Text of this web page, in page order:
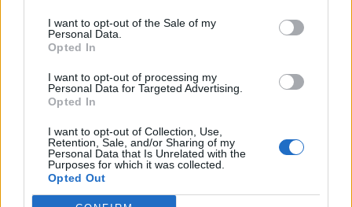
I want to opt-out of the Sale of my
Personal Data.
Opted In
I want to opt-out of processing my
Personal Data for Targeted Advertising.
Opted In
I want to opt-out of Collection, Use,
Retention, Sale, and/or Sharing of my
Personal Data that Is Unrelated with the
Purposes for which it was collected.
Opted Out